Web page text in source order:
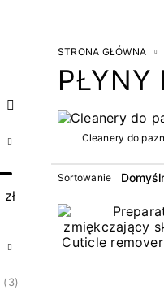
zł
3
STRONA GŁÓWNA
PŁYNY
Cleanery do
Sortowanie